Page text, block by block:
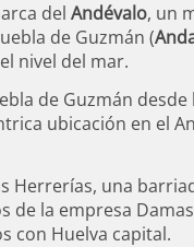
del Guadiana
del Andévalo, un
de Guzmán (
nivel del mar.
de Guzmán
ubicación en el
una
la empresa
con Huelva capital.